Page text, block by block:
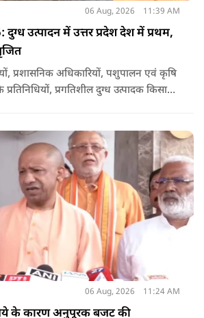
06 Aug, 2026 11:39 AM
उत्पादन में उत्तर प्रदेश देश में प्रथम,
प्रशासनिक अधिकारियों, पशुपालन एवं कृषि
प्रतिनिधियों, प्रगतिशील दुग्ध उत्पादक किसानों,
06 Aug, 2026 11:24 AM
के कारण अनुपूरक बजट की